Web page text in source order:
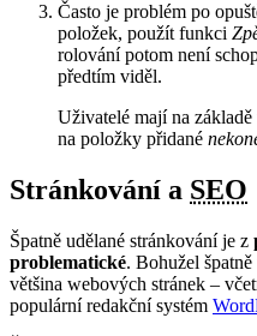
Často je problém po
položek, použít funkci
rolování potom není
předtím viděl.
Uživatelé mají na základě
na položky přidané
Stránkování a SEO
Špatně udělané stránkování je z
problematické. Bohužel
většina webových stránek –
populární redakční systém